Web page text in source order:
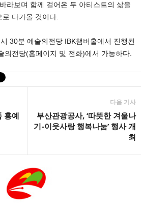
라보며 함께 걸어온 두 아티스트의 삶을
다가올 것이다.
30분 예술의전당 IBK챔버홀에서 진행된
의전당(홈페이지 및 전화)에서 가능하다.
홍예
다음 기사
부산관광공사, ‘따뜻한 겨울나
기-이웃사랑 행복나눔’ 행사 개
최